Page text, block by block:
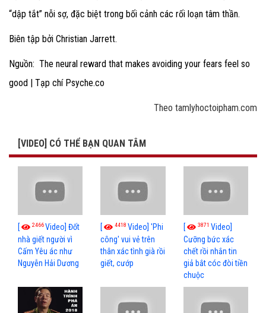
“dập tắt” nỗi sợ, đặc biệt trong bối cảnh các rối loạn tâm thần.
Biên tập bởi Christian Jarrett.
Nguồn: The neural reward that makes avoiding your fears feel so
good | Tạp chí Psyche.co
Theo tamlyhoctoipham.com
[VIDEO] CÓ THỂ BẠN QUAN TÂM
[ 2466Video] Đốt
nhà giết người vì
Cấm Yêu ác như
Nguyễn Hải Dương
[ 4418Video] 'Phi
công' vui vẻ trên
thân xác tình già rồi
giết, cướp
[ 3871 Video]
Cưỡng bức xác
chết rồi nhắn tin
giả bắt cóc đòi tiền
chuộc